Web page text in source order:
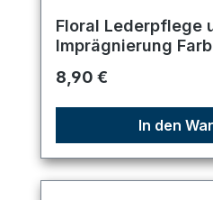
Floral Lederpflege
Imprägnierung
Regulärer Preis:
8,90 €
In den